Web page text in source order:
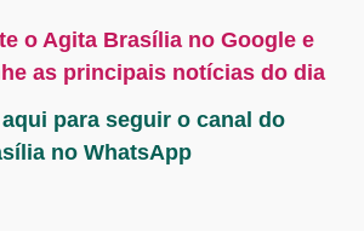
o Agita Brasília no Google e
as principais notícias do dia
aqui para seguir o canal do
no WhatsApp